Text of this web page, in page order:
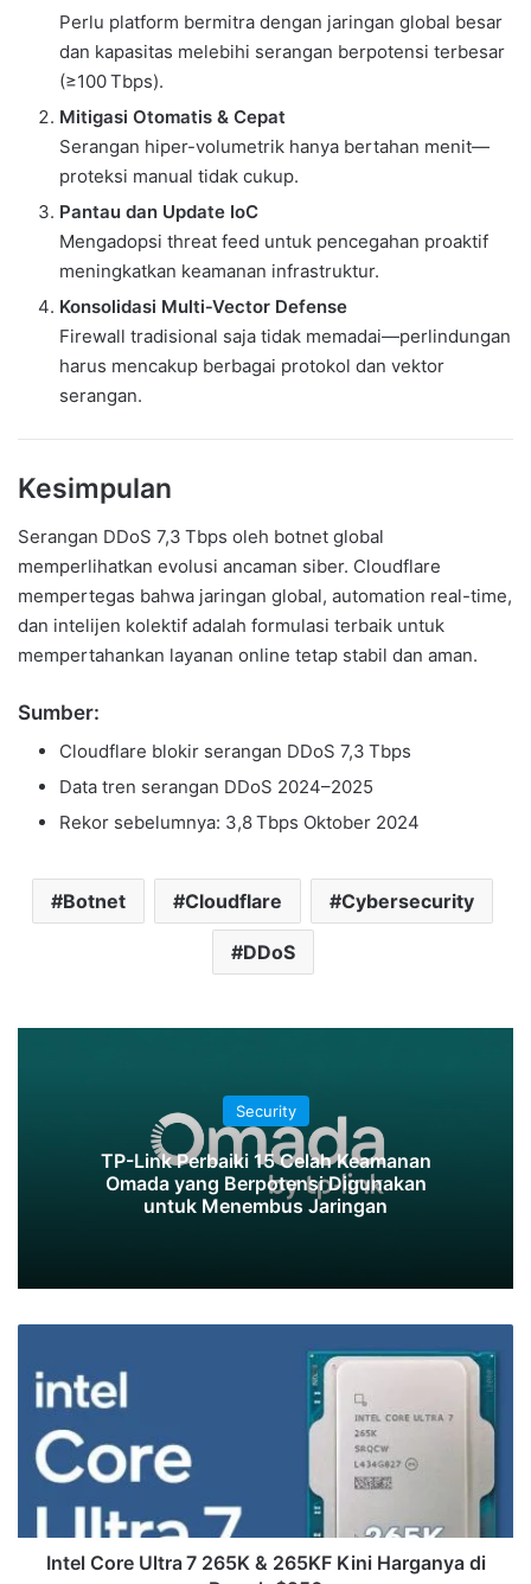
Perlu platform bermitra dengan jaringan global besar
dan kapasitas melebihi serangan berpotensi terbesar
(≥100 Tbps).
Mitigasi Otomatis & Cepat
Serangan hiper-volumetrik hanya bertahan menit—
proteksi manual tidak cukup.
Pantau dan Update IoC
Mengadopsi threat feed untuk pencegahan proaktif
meningkatkan keamanan infrastruktur.
Konsolidasi Multi‑Vector Defense
Firewall tradisional saja tidak memadai—perlindungan
harus mencakup berbagai protokol dan vektor
serangan.
Kesimpulan
Serangan DDoS 7,3 Tbps oleh botnet global
memperlihatkan evolusi ancaman siber. Cloudflare
mempertegas bahwa jaringan global, automation real-time,
dan intelijen kolektif adalah formulasi terbaik untuk
mempertahankan layanan online tetap stabil dan aman.
Sumber:
Cloudflare blokir serangan DDoS 7,3 Tbps
Data tren serangan DDoS 2024–2025
Rekor sebelumnya: 3,8 Tbps Oktober 2024
Botnet Cloudflare Cybersecurity
DDoS
Security
TP-Link Perbaiki 15 Celah Keamanan
Omada yang Berpotensi Digunakan
untuk Menembus Jaringan
Ultra 7
265K
265KF
Harganya
di
BawahIntel Core Ultra 7 265K & 265KF Kini Harganya di